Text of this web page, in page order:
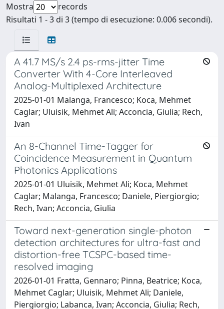
Mostra
records
Risultati 1 - 3 di 3 (tempo di esecuzione: 0.006 secondi).
A 41.7 MS/s 2.4 ps-rms-jitter Time
Converter With 4-Core Interleaved
Analog-Multiplexed Architecture
2025-01-01 Malanga, Francesco; Koca, Mehmet
Caglar; Uluisik, Mehmet Ali; Acconcia, Giulia; Rech,
Ivan
An 8-Channel Time-Tagger for
Coincidence Measurement in Quantum
Photonics Applications
2025-01-01 Uluisik, Mehmet Ali; Koca, Mehmet
Caglar; Malanga, Francesco; Daniele, Piergiorgio;
Rech, Ivan; Acconcia, Giulia
Toward next-generation single-photon
detection architectures for ultra-fast and
distortion-free TCSPC-based time-
resolved imaging
2026-01-01 Fratta, Gennaro; Pinna, Beatrice; Koca,
Mehmet Caglar; Uluisik, Mehmet Ali; Daniele,
Piergiorgio; Labanca, Ivan; Acconcia, Giulia; Rech,